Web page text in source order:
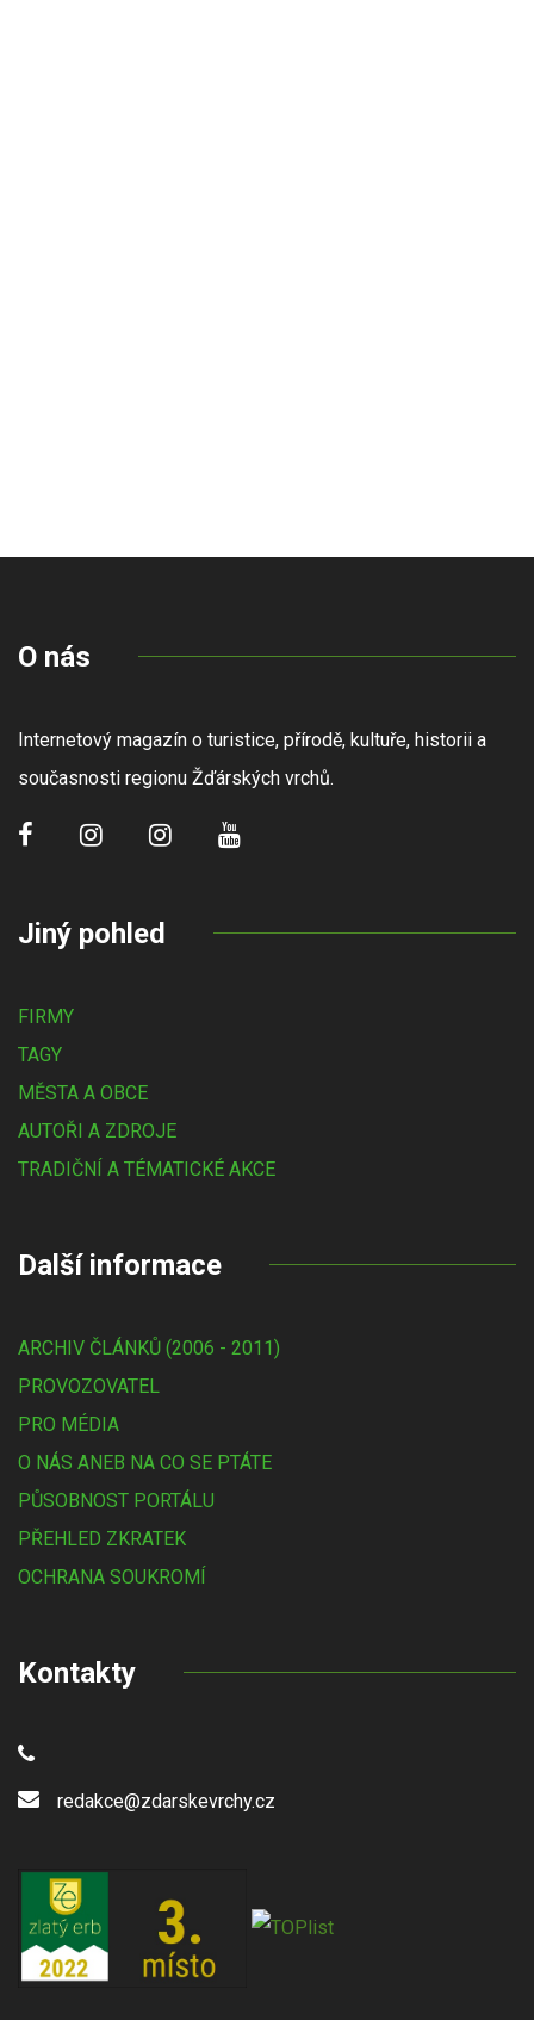
O nás
Internetový magazín o turistice, přírodě, kultuře, historii a
současnosti regionu Žďárských vrchů.
Jiný pohled
FIRMY
TAGY
MĚSTA A OBCE
AUTOŘI A ZDROJE
TRADIČNÍ A TÉMATICKÉ AKCE
Další informace
ARCHIV ČLÁNKŮ (2006 - 2011)
PROVOZOVATEL
PRO MÉDIA
O NÁS ANEB NA CO SE PTÁTE
PŮSOBNOST PORTÁLU
PŘEHLED ZKRATEK
OCHRANA SOUKROMÍ
Kontakty
redakce@zdarskevrchy.cz